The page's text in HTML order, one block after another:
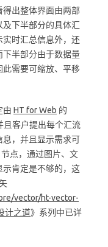
出整体界面由两部
下半部分的具体汇
时汇总信息外，还
半部分由于数据量
此需要可缩放、平移
由 HT for Web 的
且客户提出每个汇流
，并且显示需求可
点，通过图片、文
示肯定是不够的，这
vector/ht-vector-
计之道》系列中已详